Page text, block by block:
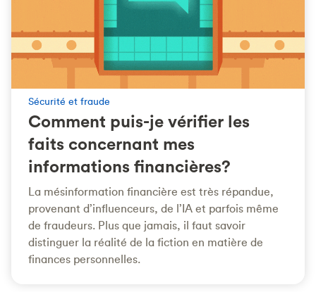
Sécurité et fraude
Comment puis-je vérifier les
faits concernant mes
informations financières?
La mésinformation financière est très répandue,
provenant d’influenceurs, de l’IA et parfois même
de fraudeurs. Plus que jamais, il faut savoir
distinguer la réalité de la fiction en matière de
finances personnelles.